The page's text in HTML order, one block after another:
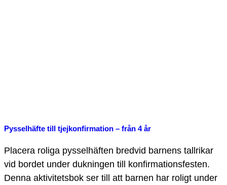
Pysselhäfte till tjejkonfirmation – från 4 år
Placera roliga pysselhäften bredvid barnens tallrikar
vid bordet under dukningen till konfirmationsfesten.
Denna aktivitetsbok ser till att barnen har roligt under